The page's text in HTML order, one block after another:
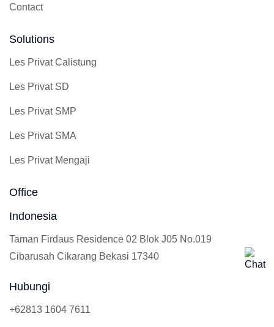
Contact
Solutions
Les Privat Calistung
Les Privat SD
Les Privat SMP
Les Privat SMA
Les Privat Mengaji
Office
Indonesia
Taman Firdaus Residence 02 Blok J05 No.019
Cibarusah Cikarang Bekasi 17340
Hubungi
+62813 1604 7611